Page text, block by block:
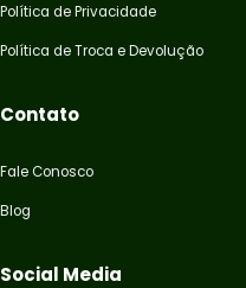
Política de Privacidade
Política de Troca e Devolução
Contato
Fale Conosco
Blog
Social Media